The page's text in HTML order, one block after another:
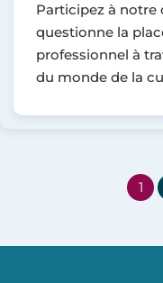
Participez à notre
questionne la
professionnel à
du monde de la
1